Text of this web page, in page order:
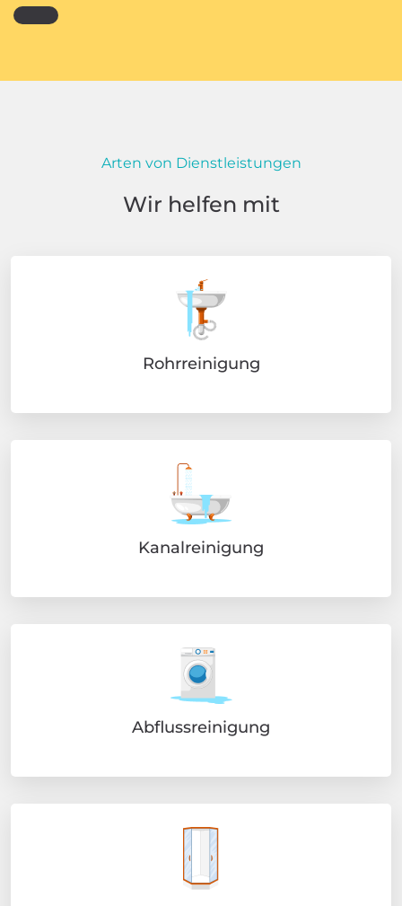
Arten von Dienstleistungen
Wir helfen mit
Rohrreinigung
Kanalreinigung
Abflussreinigung